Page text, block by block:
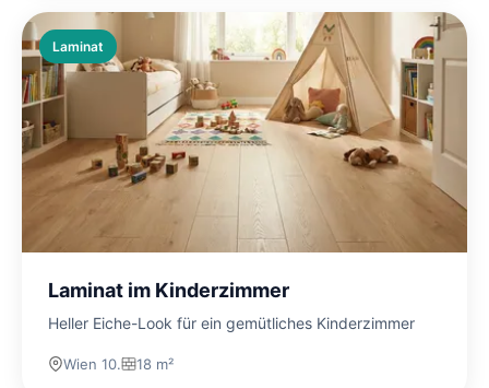
Laminat
Laminat im Kinderzimmer
Heller Eiche-Look für ein gemütliches Kinderzimmer
Wien 10. 18 m²